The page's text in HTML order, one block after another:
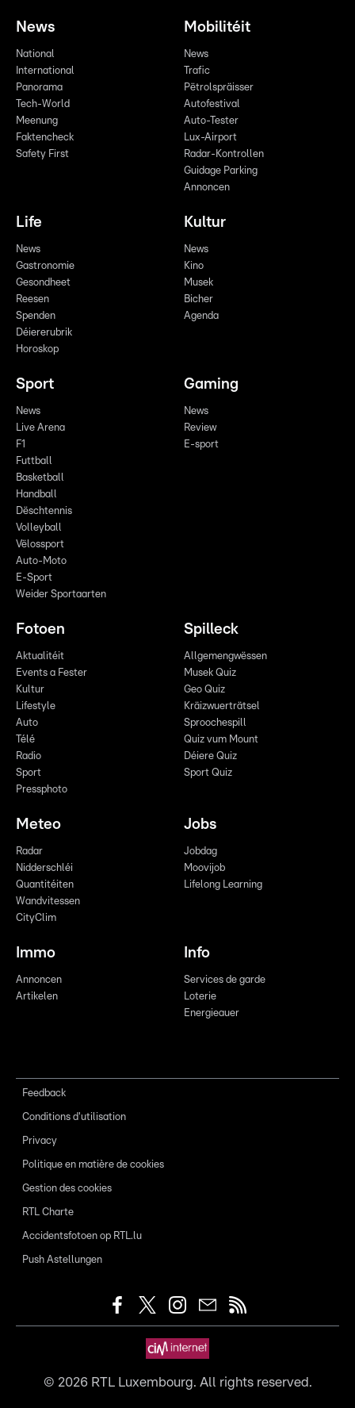
News
National
International
Panorama
Tech-World
Meenung
Faktencheck
Safety First
Mobilitéit
News
Trafic
Pëtrolspräisser
Autofestival
Auto-Tester
Lux-Airport
Radar-Kontrollen
Guidage Parking
Annoncen
Life
News
Gastronomie
Gesondheet
Reesen
Spenden
Déiererubrik
Horoskop
Kultur
News
Kino
Musek
Bicher
Agenda
Sport
News
Live Arena
F1
Futtball
Basketball
Handball
Dëschtennis
Volleyball
Vëlossport
Auto-Moto
E-Sport
Weider Sportaarten
Gaming
News
Review
E-sport
Fotoen
Aktualitéit
Events a Fester
Kultur
Lifestyle
Auto
Télé
Radio
Sport
Pressphoto
Spilleck
Allgemengwëssen
Musek Quiz
Geo Quiz
Kräizwuerträtsel
Sproochespill
Quiz vum Mount
Déiere Quiz
Sport Quiz
Meteo
Radar
Nidderschléi
Quantitéiten
Wandvitessen
CityClim
Jobs
Jobdag
Moovijob
Lifelong Learning
Immo
Annoncen
Artikelen
Info
Services de garde
Loterie
Energieauer
Feedback
Conditions d'utilisation
Privacy
Politique en matière de cookies
Gestion des cookies
RTL Charte
Accidentsfotoen op RTL.lu
Push Astellungen
© 2026RTL Luxembourg. All rights reserved.